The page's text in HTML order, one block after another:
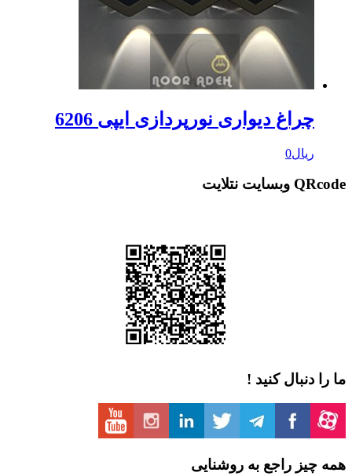
چراغ دیواری نورپردازی ایپی 6206
ریال0
QRcode وبسایت نتلایت
ما را دنبال کنید !
همه چیز راجع به روشنایی